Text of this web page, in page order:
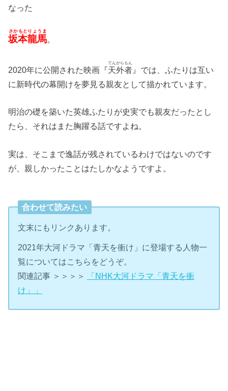
なった
坂本龍馬
さかもとりょうま
。
2020年に公開された映画『天外者
てんがらもん
』では、ふたりは互い
に新時代の幕開けを夢見る親友として描かれています。
明治の礎を築いた英雄ふたりが史実でも親友だったとし
たら、それはまた胸躍る話ですよね。
実は、そこまで逸話が残されているわけではないのです
が、親しかったことはたしかなようですよ。
合わせて読みたい
文末にもリンクあります。
2021年大河ドラマ「青天を衝け」に登場する人物一
覧についてはこちらをどうぞ。
関連記事 ＞＞＞＞
「NHK大河ドラマ「青天を衝
け」」